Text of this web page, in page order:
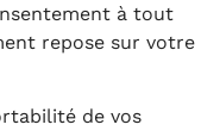
à tout
repose sur votre
de vos